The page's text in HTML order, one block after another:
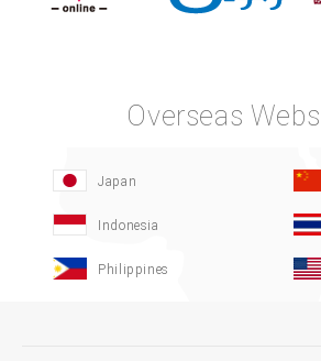
Overseas
Japan
Indonesia
Philippines